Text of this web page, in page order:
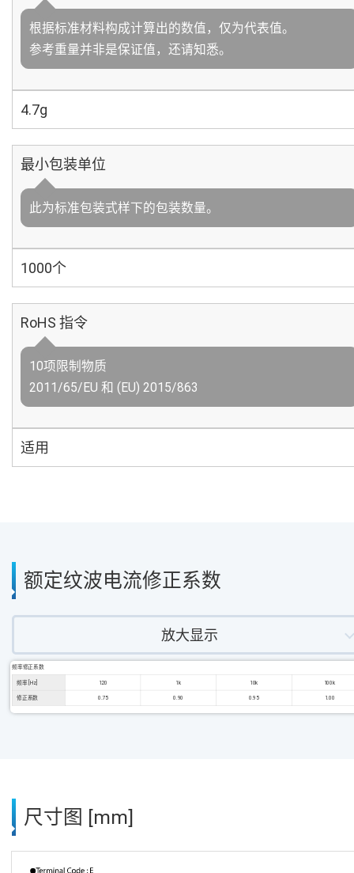
根据标准材料构成计算出的数值，仅为代表值。
参考重量并非是保证值，还请知悉。
4.7g
最小包装单位
此为标准包装式样下的包装数量。
1000个
RoHS 指令
10项限制物质
2011/65/EU 和 (EU) 2015/863
适用
额定纹波电流修正系数
放大显示
频率修正系数
频率 [Hz] 120 1k 10k 100k
修正系数 0.75 0.90 0.95 1.00
尺寸图 [mm]